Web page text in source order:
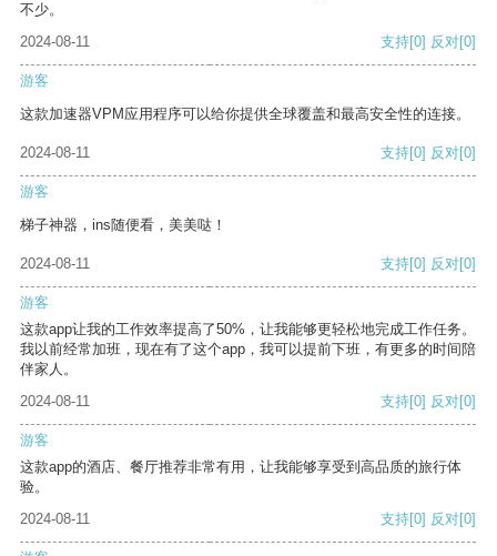
不少。
2024-08-11
支持[0] 反对[0]
游客
这款加速器VPM应用程序可以给你提供全球覆盖和最高安全性的连接。
2024-08-11 支持[0] 反对[0]
游客
梯子神器，ins随便看，美美哒！
2024-08-11 支持[0] 反对[0]
游客
这款app让我的工作效率提高了50%，让我能够更轻松地完成工作任务。
我以前经常加班，现在有了这个app，我可以提前下班，有更多的时间陪
伴家人。
2024-08-11
支持[0] 反对[0]
游客
这款app的酒店、餐厅推荐非常有用，让我能够享受到高品质的旅行体
验。
2024-08-11
支持[0] 反对[0]